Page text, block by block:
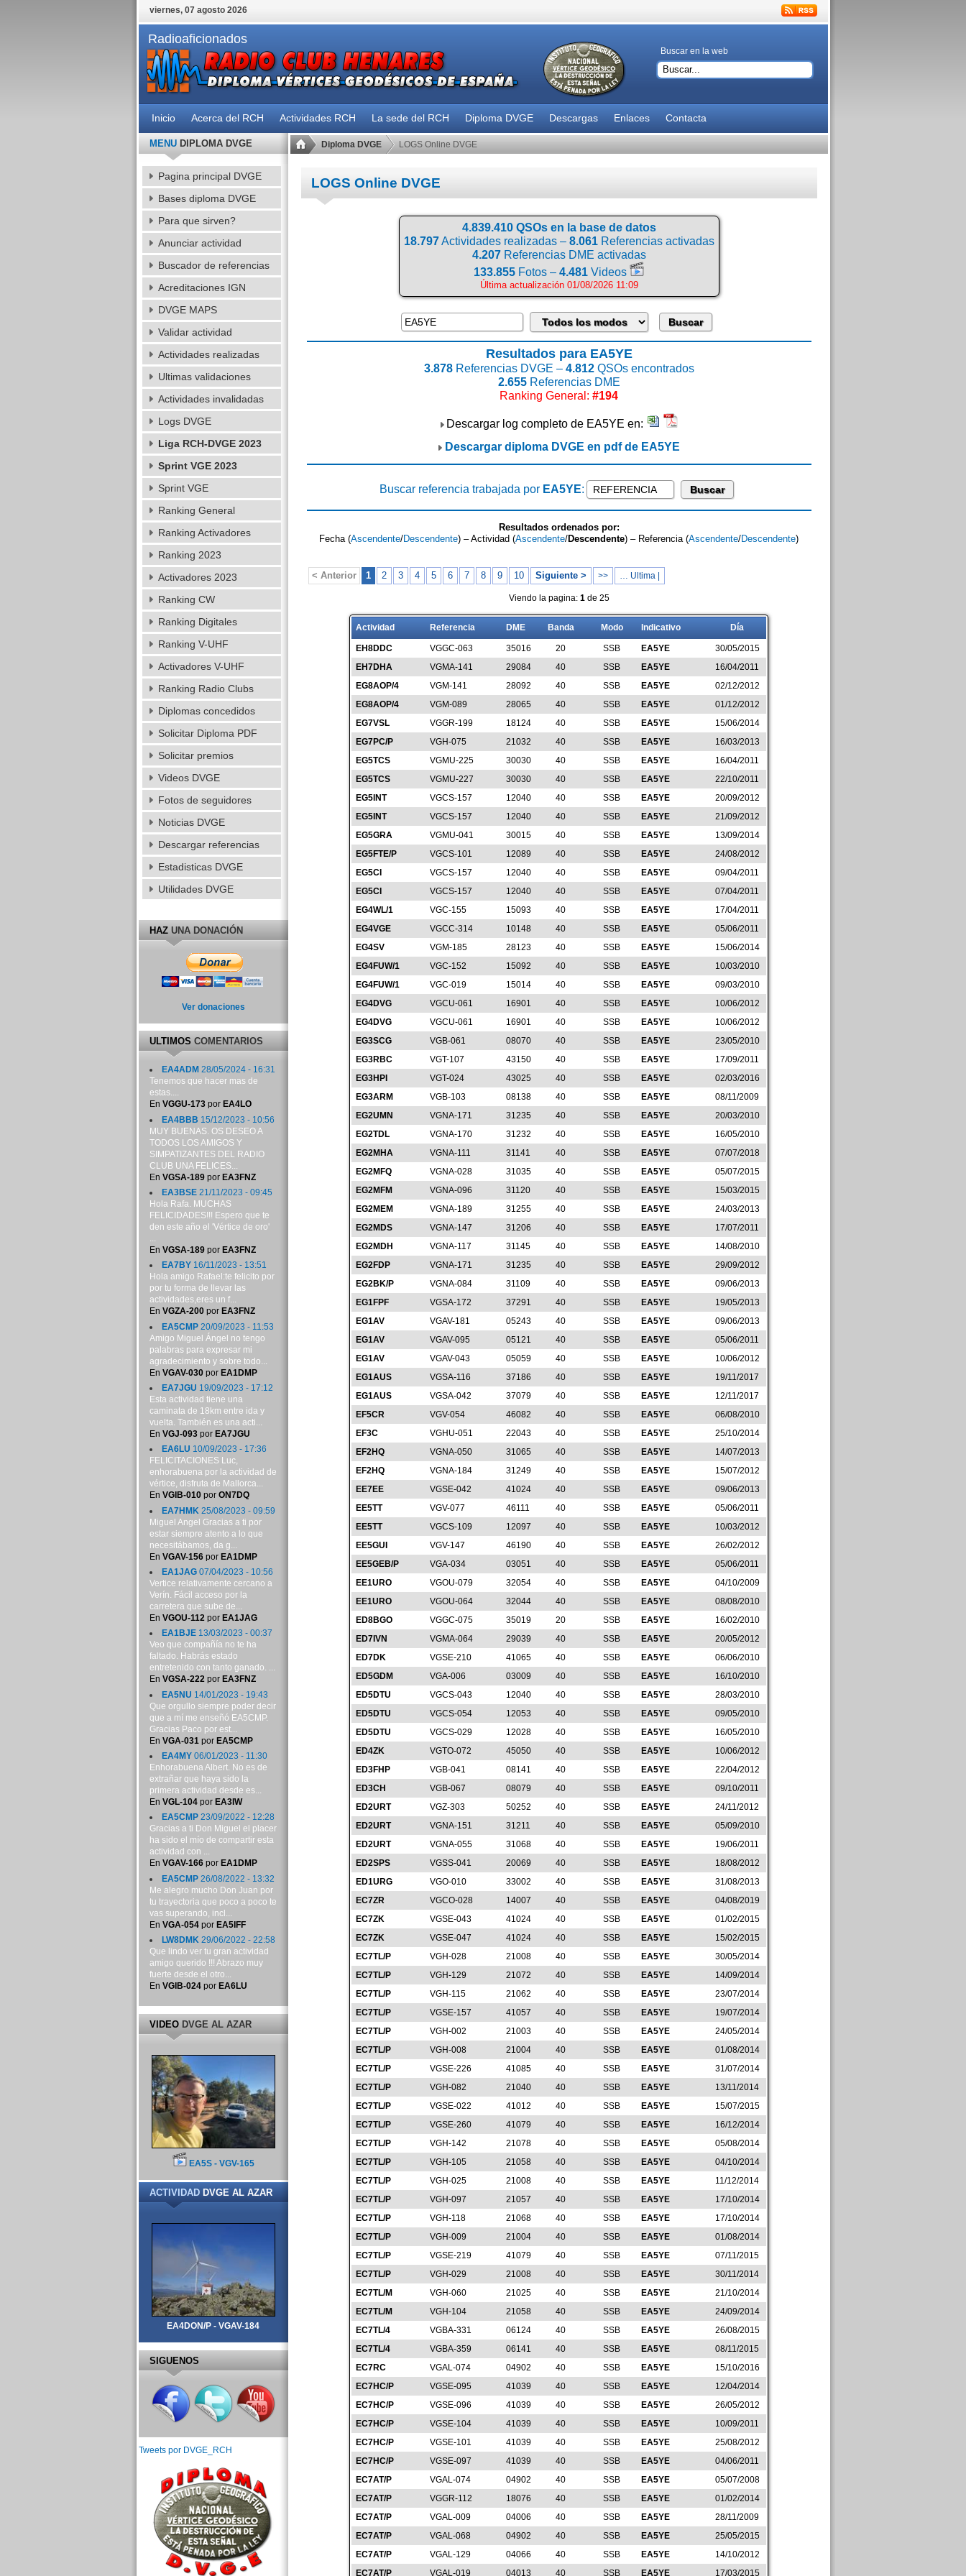
viernes, 07 agosto 2026
Radioaficionados
Buscar en la web
Inicio Acerca del RCH Actividades RCH La sede del RCH Diploma DVGE Descargas Enlaces Contacta
Diploma DVGE LOGS Online DVGE
LOGS Online DVGE
4.839.410 QSOs en la base de datos
18.797Actividades realizadas – 8.061Referencias activadas
4.207Referencias DME activadas
133.855 Fotos – 4.481 Videos
Última actualización 01/08/2026 11:09
Resultados para EA5YE
3.878Referencias DVGE – 4.812QSOs encontrados
2.655Referencias DME
Ranking General: #194
Descargar log completo de EA5YE en:
Descargar diploma DVGE en pdf de EA5YE
Buscar referencia trabajada por EA5YE:
Resultados ordenados por:
Fecha (Ascendente/Descendente) – Actividad (Ascendente/Descendente) – Referencia (Ascendente/Descendente)
< Anterior 1 2 3 4 5 6 7 8 9 10 Siguiente > >> … Ultima |
Viendo la pagina: 1de 25
Actividad Referencia DME Banda Modo Indicativo Día
EH8DDC VGGC-063 35016 20 SSB EA5YE
30/05/2015
EH7DHA
VGMA-141 29084 40 SSB EA5YE
16/04/2011
EG8AOP/4
VGM-141 28092 40 SSB EA5YE
02/12/2012
EG8AOP/4
VGM-089 28065 40 SSB EA5YE
01/12/2012
EG7VSL
VGGR-199 18124 40 SSB EA5YE
15/06/2014
EG7PC/P
VGH-075 21032 40 SSB EA5YE
16/03/2013
EG5TCS
VGMU-225 30030 40 SSB EA5YE
16/04/2011
EG5TCS
VGMU-227 30030 40 SSB EA5YE
22/10/2011
EG5INT
VGCS-157 12040 40 SSB EA5YE
20/09/2012
EG5INT
VGCS-157 12040 40 SSB EA5YE
21/09/2012
EG5GRA
VGMU-041 30015 40 SSB EA5YE
13/09/2014
EG5FTE/P
VGCS-101 12089 40 SSB EA5YE
24/08/2012
EG5CI
VGCS-157 12040 40 SSB EA5YE
09/04/2011
EG5CI
VGCS-157 12040 40 SSB EA5YE
07/04/2011
EG4WL/1
VGC-155 15093 40 SSB EA5YE
17/04/2011
EG4VGE
VGCC-314 10148 40 SSB EA5YE
05/06/2011
EG4SV
VGM-185 28123 40 SSB EA5YE
15/06/2014
EG4FUW/1
VGC-152 15092 40 SSB EA5YE
10/03/2010
EG4FUW/1
VGC-019 15014 40 SSB EA5YE
09/03/2010
EG4DVG
VGCU-061 16901 40 SSB EA5YE
10/06/2012
EG4DVG
VGCU-061 16901 40 SSB EA5YE
10/06/2012
EG3SCG
VGB-061 08070 40 SSB EA5YE
23/05/2010
EG3RBC
VGT-107 43150 40 SSB EA5YE
17/09/2011
EG3HPI
VGT-024 43025 40 SSB EA5YE
02/03/2016
EG3ARM
VGB-103 08138 40 SSB EA5YE
08/11/2009
EG2UMN
VGNA-171 31235 40 SSB EA5YE
20/03/2010
EG2TDL
VGNA-170 31232 40 SSB EA5YE
16/05/2010
EG2MHA
VGNA-111 31141 40 SSB EA5YE
07/07/2018
EG2MFQ
VGNA-028 31035 40 SSB EA5YE
05/07/2015
EG2MFM
VGNA-096 31120 40 SSB EA5YE
15/03/2015
EG2MEM
VGNA-189 31255 40 SSB EA5YE
24/03/2013
EG2MDS
VGNA-147 31206 40 SSB EA5YE
17/07/2011
EG2MDH
VGNA-117 31145 40 SSB EA5YE
14/08/2010
EG2FDP
VGNA-171 31235 40 SSB EA5YE
29/09/2012
EG2BK/P
VGNA-084 31109 40 SSB EA5YE
09/06/2013
EG1FPF
VGSA-172 37291 40 SSB EA5YE
19/05/2013
EG1AV
VGAV-181 05243 40 SSB EA5YE
09/06/2013
EG1AV
VGAV-095 05121 40 SSB EA5YE
05/06/2011
EG1AV
VGAV-043 05059 40 SSB EA5YE
10/06/2012
EG1AUS
VGSA-116 37186 40 SSB EA5YE
19/11/2017
EG1AUS
VGSA-042 37079 40 SSB EA5YE
12/11/2017
EF5CR
VGV-054 46082 40 SSB EA5YE
06/08/2010
EF3C
VGHU-051 22043 40 SSB EA5YE
25/10/2014
EF2HQ
VGNA-050 31065 40 SSB EA5YE
14/07/2013
EF2HQ
VGNA-184 31249 40 SSB EA5YE
15/07/2012
EE7EE
VGSE-042 41024 40 SSB EA5YE
09/06/2013
EE5TT
VGV-077 46111 40 SSB EA5YE
05/06/2011
EE5TT
VGCS-109 12097 40 SSB EA5YE
10/03/2012
EE5GUI
VGV-147 46190 40 SSB EA5YE
26/02/2012
EE5GEB/P
VGA-034 03051 40 SSB EA5YE
05/06/2011
EE1URO
VGOU-079 32054 40 SSB EA5YE
04/10/2009
EE1URO
VGOU-064 32044 40 SSB EA5YE
08/08/2010
ED8BGO
VGGC-075 35019 20 SSB EA5YE
16/02/2010
ED7IVN
VGMA-064 29039 40 SSB EA5YE
20/05/2012
ED7DK
VGSE-210 41065 40 SSB EA5YE
06/06/2010
ED5GDM
VGA-006 03009 40 SSB EA5YE
16/10/2010
ED5DTU
VGCS-043 12040 40 SSB EA5YE
28/03/2010
ED5DTU
VGCS-054 12053 40 SSB EA5YE
09/05/2010
ED5DTU
VGCS-029 12028 40 SSB EA5YE
16/05/2010
ED4ZK
VGTO-072 45050 40 SSB EA5YE
10/06/2012
ED3FHP
VGB-041 08141 40 SSB EA5YE
22/04/2012
ED3CH
VGB-067 08079 40 SSB EA5YE
09/10/2011
ED2URT
VGZ-303 50252 40 SSB EA5YE
24/11/2012
ED2URT
VGNA-151 31211 40 SSB EA5YE
05/09/2010
ED2URT
VGNA-055 31068 40 SSB EA5YE
19/06/2011
ED2SPS
VGSS-041 20069 40 SSB EA5YE
18/08/2012
ED1URG
VGO-010 33002 40 SSB EA5YE
31/08/2013
EC7ZR
VGCO-028 14007 40 SSB EA5YE
04/08/2019
EC7ZK
VGSE-043 41024 40 SSB EA5YE
01/02/2015
EC7ZK
VGSE-047 41024 40 SSB EA5YE
15/02/2015
EC7TL/P
VGH-028 21008 40 SSB EA5YE
30/05/2014
EC7TL/P
VGH-129 21072 40 SSB EA5YE
14/09/2014
EC7TL/P
VGH-115 21062 40 SSB EA5YE
23/07/2014
EC7TL/P
VGSE-157 41057 40 SSB EA5YE
19/07/2014
EC7TL/P
VGH-002 21003 40 SSB EA5YE
24/05/2014
EC7TL/P
VGH-008 21004 40 SSB EA5YE
01/08/2014
EC7TL/P
VGSE-226 41085 40 SSB EA5YE
31/07/2014
EC7TL/P
VGH-082 21040 40 SSB EA5YE
13/11/2014
EC7TL/P
VGSE-022 41012 40 SSB EA5YE
15/07/2015
EC7TL/P
VGSE-260 41079 40 SSB EA5YE
16/12/2014
EC7TL/P
VGH-142 21078 40 SSB EA5YE
05/08/2014
EC7TL/P
VGH-105 21058 40 SSB EA5YE
04/10/2014
EC7TL/P
VGH-025 21008 40 SSB EA5YE
11/12/2014
EC7TL/P
VGH-097 21057 40 SSB EA5YE
17/10/2014
EC7TL/P
VGH-118 21068 40 SSB EA5YE
17/10/2014
EC7TL/P
VGH-009 21004 40 SSB EA5YE
01/08/2014
EC7TL/P
VGSE-219 41079 40 SSB EA5YE
07/11/2015
EC7TL/P
VGH-029 21008 40 SSB EA5YE
30/11/2014
EC7TL/M
VGH-060 21025 40 SSB EA5YE
21/10/2014
EC7TL/M
VGH-104 21058 40 SSB EA5YE
24/09/2014
EC7TL/4
VGBA-331 06124 40 SSB EA5YE
26/08/2015
EC7TL/4
VGBA-359 06141 40 SSB EA5YE
08/11/2015
EC7RC
VGAL-074 04902 40 SSB EA5YE
15/10/2016
EC7HC/P
VGSE-095 41039 40 SSB EA5YE
12/04/2014
EC7HC/P
VGSE-096 41039 40 SSB EA5YE
26/05/2012
EC7HC/P
VGSE-104 41039 40 SSB EA5YE
10/09/2011
EC7HC/P
VGSE-101 41039 40 SSB EA5YE
25/08/2012
EC7HC/P
VGSE-097 41039 40 SSB EA5YE
04/06/2011
EC7AT/P
VGAL-074 04902 40 SSB EA5YE
05/07/2008
EC7AT/P
VGGR-112 18076 40 SSB EA5YE
01/02/2014
EC7AT/P
VGAL-009 04006 40 SSB EA5YE
28/11/2009
EC7AT/P
VGAL-068 04902 40 SSB EA5YE
25/05/2015
EC7AT/P
VGAL-129 04066 40 SSB EA5YE
14/10/2012
EC7AT/P
VGAL-019 04013 40 SSB EA5YE 17/03/2015
MENUDIPLOMA DVGE
Pagina principal DVGE
Bases diploma DVGE
Para que sirven?
Anunciar actividad
Buscador de referencias
Acreditaciones IGN
DVGE MAPS
Validar actividad
Actividades realizadas
Ultimas validaciones
Actividades invalidadas
Logs DVGE
Liga RCH-DVGE 2023
Sprint VGE 2023
Sprint VGE
Ranking General
Ranking Activadores
Ranking 2023
Activadores 2023
Ranking CW
Ranking Digitales
Ranking V-UHF
Activadores V-UHF
Ranking Radio Clubs
Diplomas concedidos
Solicitar Diploma PDF
Solicitar premios
Videos DVGE
Fotos de seguidores
Noticias DVGE
Descargar referencias
Estadisticas DVGE
Utilidades DVGE
HAZUNA DONACIÓN
Ver donaciones
ULTIMOSCOMENTARIOS
EA4ADM 28/05/2024 - 16:31
Tenemos que hacer mas de
estas....
En VGGU-173por EA4LO
EA4BBB 15/12/2023 - 10:56
MUY BUENAS. OS DESEO A
TODOS LOS AMIGOS Y
SIMPATIZANTES DEL RADIO
CLUB UNA FELICES...
En VGSA-189por EA3FNZ
EA3BSE21/11/2023 - 09:45
Hola Rafa. MUCHAS
FELICIDADES!!! Espero que te
den este año el 'Vértice de oro'
...
En VGSA-189por EA3FNZ
EA7BY16/11/2023 - 13:51
Hola amigo Rafael:te felicito por
por tu forma de llevar las
actividades,eres un f...
En VGZA-200por EA3FNZ
EA5CMP20/09/2023 - 11:53
Amigo Miguel Ángel no tengo
palabras para expresar mi
agradecimiento y sobre todo...
En VGAV-030por EA1DMP
EA7JGU 19/09/2023 - 17:12
Esta actividad tiene una
caminata de 18km entre ida y
vuelta. También es una acti...
En VGJ-093por EA7JGU
EA6LU 10/09/2023 - 17:36
FELICITACIONES Luc,
enhorabuena por la actividad de
vértice, disfruta de Mallorca...
En VGIB-010por ON7DQ
EA7HMK 25/08/2023 - 09:59
Miguel Angel Gracias a ti por
estar siempre atento a lo que
necesitábamos, da g...
En VGAV-156por EA1DMP
EA1JAG07/04/2023 - 10:56
Vertice relativamente cercano a
Verín. Fácil acceso por la
carretera que sube de...
En VGOU-112por EA1JAG
EA1BJE13/03/2023 - 00:37
Veo que compañía no te ha
faltado. Habrás estado
entretenido con tanto ganado. ...
En VGSA-222por EA3FNZ
EA5NU 14/01/2023 - 19:43
Que orgullo siempre poder decir
que a mí me enseñó EA5CMP.
Gracias Paco por est...
En VGA-031 por EA5CMP
EA4MY06/01/2023 - 11:30
Enhorabuena Albert. No es de
extrañar que haya sido la
primera actividad desde es...
En VGL-104por EA3IW
EA5CMP23/09/2022 - 12:28
Gracias a ti Don Miguel el placer
ha sido el mío de compartir esta
actividad con ...
En VGAV-166por EA1DMP
EA5CMP26/08/2022 - 13:32
Me alegro mucho Don Juan por
tu trayectoria que poco a poco te
vas superando, incl...
En VGA-054por EA5IFF
LW8DMK29/06/2022 - 22:58
Que lindo ver tu gran actividad
amigo querido !!! Abrazo muy
fuerte desde el otro...
En VGIB-024por EA6LU
VIDEODVGE AL AZAR
EA5S - VGV-165
ACTIVIDADDVGE AL AZAR
EA4DON/P - VGAV-184
SIGUENOS
Tweets por DVGE_RCH